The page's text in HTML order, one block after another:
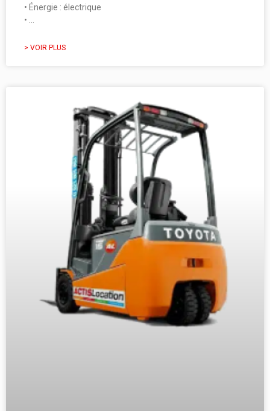
• Énergie : électrique
• …
> VOIR PLUS